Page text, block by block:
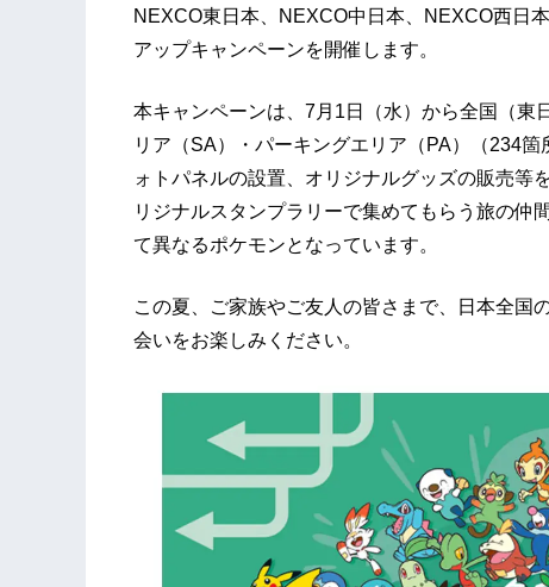
NEXCO東日本、NEXCO中日本、NEXCO西日
アップキャンペーンを開催します。
本キャンペーンは、7月1日（水）から全国（東
リア（SA）・パーキングエリア（PA）（234
ォトパネルの設置、オリジナルグッズの販売等
リジナルスタンプラリーで集めてもらう旅の仲
て異なるポケモンとなっています。
この夏、ご家族やご友人の皆さまで、日本全国
会いをお楽しみください。